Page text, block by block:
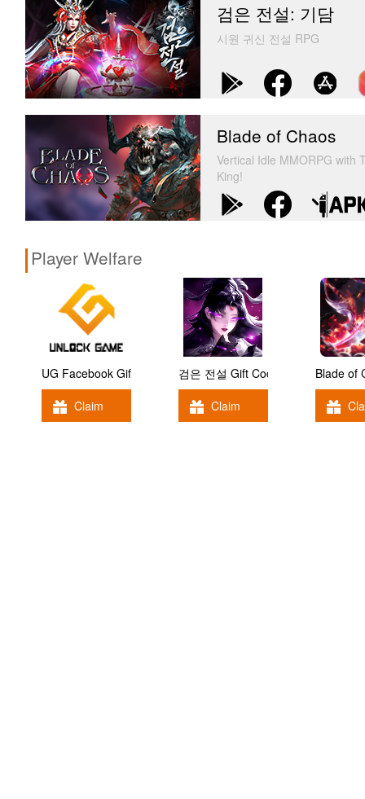
검은 전설: 기담
시원 귀신 전설 RPG
Blade of Chaos
Vertical Idle MMORPG with
King!
Player Welfare
UG Facebook Gift Code
Claim
검은 전설 Gift Code
Claim
Blade of